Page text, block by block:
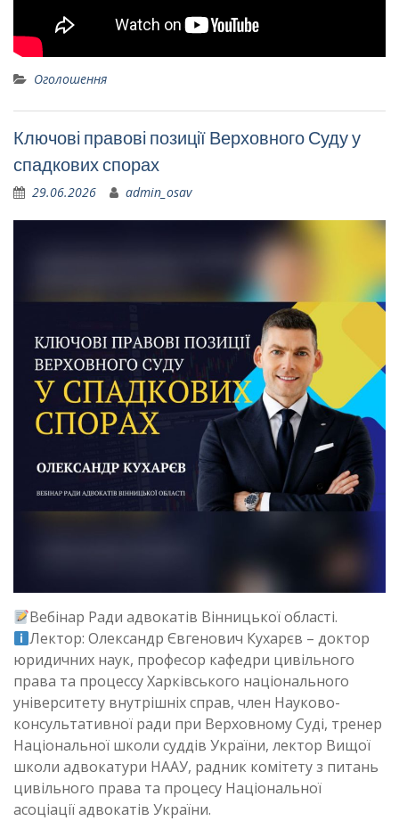
Оголошення
Ключові правові позиції Верховного Суду у
спадкових спорах
29.06.2026 admin_osav
Вебінар Ради адвокатів Вінницької області.
Лектор: Олександр Євгенович Кухарєв – доктор
юридичних наук, професор кафедри цивільного
права та процессу Харківського національного
університету внутрішніх справ, член Науково-
консультативної ради при Верховному Суді, тренер
Національної школи суддів України, лектор Вищої
школи адвокатури НААУ, радник комітету з питань
цивільного права та процесу Національної
асоціації адвокатів України.